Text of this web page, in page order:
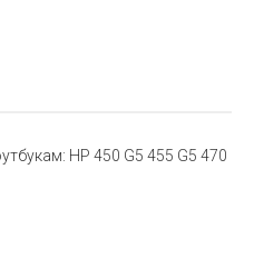
HP 450 G5 455 G5 470